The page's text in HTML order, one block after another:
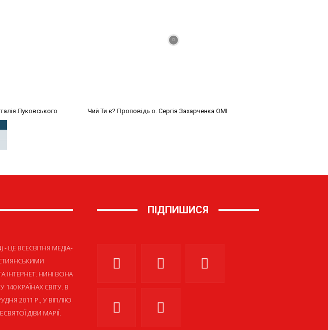
Луковського Чий Ти є? Проповідь о. Сергія Захарченка ОМІ
- ЦЕ ВСЕСВІТНЯ МЕДІА-
ІНТЕРНЕТ. НИНІ ВОНА
КРАЇНАХ СВІТУ. В
2011 Р., У ВІГІЛІЮ
ДІВИ МАРІЇ.
ПІДПИШИСЯ